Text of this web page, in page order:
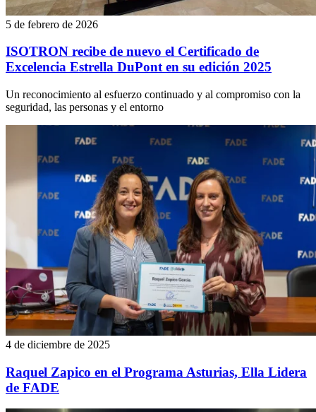
5 de febrero de 2026
ISOTRON recibe de nuevo el Certificado de
Excelencia Estrella DuPont en su edición 2025
Un reconocimiento al esfuerzo continuado y al compromiso con la
seguridad, las personas y el entorno
4 de diciembre de 2025
Raquel Zapico en el Programa Asturias, Ella Lidera
de FADE